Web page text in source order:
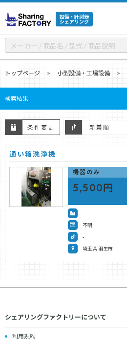
設備・計測器
シェアリング
トップページ 小型設備・工場設備
検索結果
条件変更
通い箱洗浄機
機器のみ
5,500円
-
不明
-
埼玉県 羽生市
シェアリングファクトリーについて
利用規約